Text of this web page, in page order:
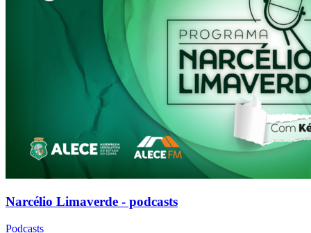
Narcélio Limaverde - podcasts
Podcasts